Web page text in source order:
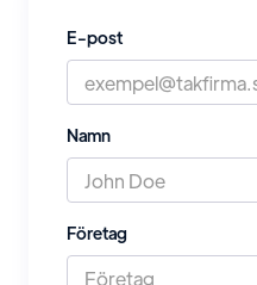
E-post
Namn
Företag